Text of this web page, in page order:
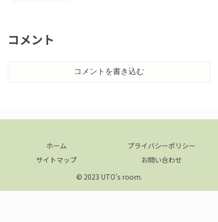
コメント
コメントを書き込む
ホーム
プライバシーポリシー
サイトマップ
お問い合わせ
© 2023 UTO’s room.